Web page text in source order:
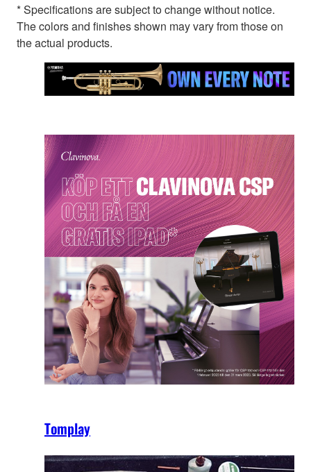
* Specifications are subject to change without notice.
The colors and finishes shown may vary from those on
the actual products.
Tomplay